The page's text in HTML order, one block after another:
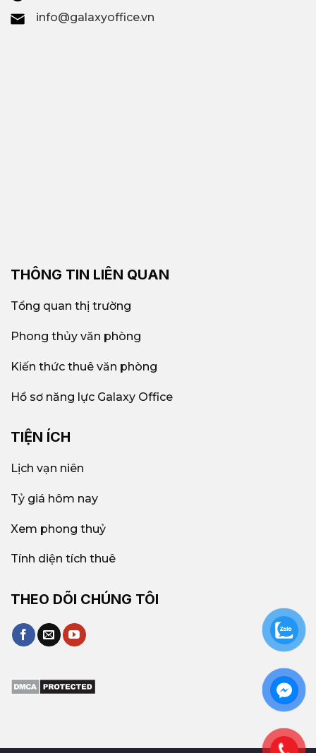
info@galaxyoffice.vn
THÔNG TIN LIÊN QUAN
Tổng quan thị trường
Phong thủy văn phòng
Kiến thức thuê văn phòng
Hồ sơ năng lực Galaxy Office
TIỆN ÍCH
Lịch vạn niên
Tỷ giá hôm nay
Xem phong thuỷ
Tính diện tích thuê
THEO DÕI CHÚNG TÔI